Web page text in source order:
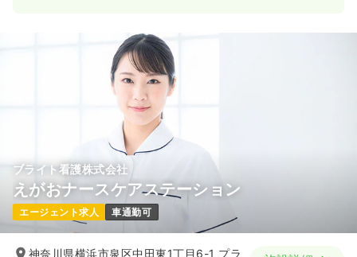
※経験15年の例
9:00～18:00 （休憩60分）
年間休日124日
担当業務未経験可
年収600万円以上可
気になる
ブライト看護株式会社
えがおナースケアステーション
エージェント求人 車通勤可
神奈川県横浜市泉区中田東1丁目6-1 プラ